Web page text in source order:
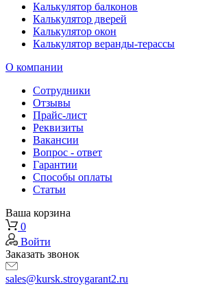
Калькулятор балконов
Калькулятор дверей
Калькулятор окон
Калькулятор веранды-терассы
О компании
Сотрудники
Отзывы
Прайс-лист
Реквизиты
Вакансии
Вопрос - ответ
Гарантии
Способы оплаты
Статьи
Ваша корзина
0
Войти
Заказать звонок
sales@kursk.stroygarant2.ru